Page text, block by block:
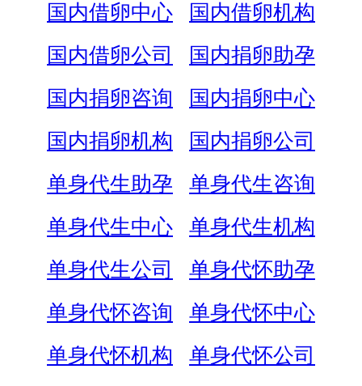
国内借卵中心
国内借卵机构
国内借卵公司
国内捐卵助孕
国内捐卵咨询
国内捐卵中心
国内捐卵机构
国内捐卵公司
单身代生助孕
单身代生咨询
单身代生中心
单身代生机构
单身代生公司
单身代怀助孕
单身代怀咨询
单身代怀中心
单身代怀机构
单身代怀公司